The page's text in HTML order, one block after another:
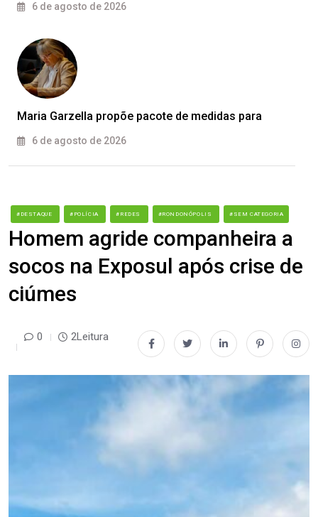
6 de agosto de 2026
Maria Garzella propõe pacote de medidas para
6 de agosto de 2026
#DESTAQUE #POLÍCIA #REDES #RONDONÓPOLIS #SEM CATEGORIA
Homem agride companheira a
socos na Exposul após crise de
ciúmes
0 2Leitura